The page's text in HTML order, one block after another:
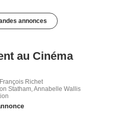
annonces
au Cinéma
Richet
Statham, Annabelle Wallis